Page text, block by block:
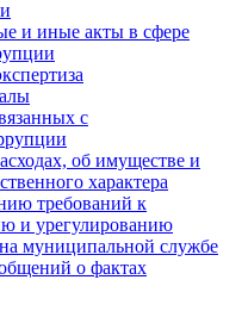
и иные акты в сфере
с
об имуществе и
характера
требований к
и урегулированию
муниципальной службе
о фактах